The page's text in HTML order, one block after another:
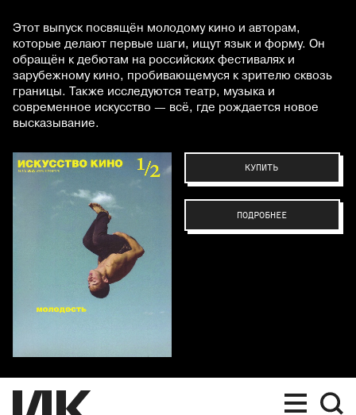
Этот выпуск посвящён молодому кино и авторам,
которые делают первые шаги, ищут язык и форму. Он
обращён к дебютам на российских фестивалях и
зарубежному кино, пробивающемуся к зрителю сквозь
границы. Также исследуются театр, музыка и
современное искусство — всё, где рождается новое
высказывание.
КУПИТЬ
ПОДРОБНЕЕ